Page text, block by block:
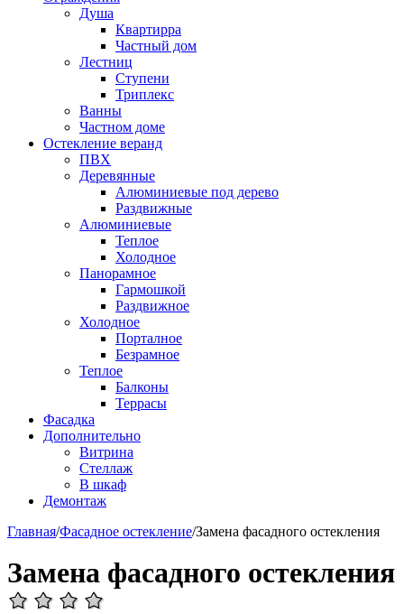
Душа
Квартирра
Частный дом
Лестниц
Ступени
Триплекс
Ванны
Частном доме
Остекление веранд
ПВХ
Деревянные
Алюминиевые под дерево
Раздвижные
Алюминиевые
Теплое
Холодное
Панорамное
Гармошкой
Раздвижное
Холодное
Порталное
Безрамное
Теплое
Балконы
Террасы
Фасадка
Дополнительно
Витрина
Стеллаж
В шкаф
Демонтаж
Главная/Фасадное остекление/Замена фасадного остекления
Замена фасадного остекления